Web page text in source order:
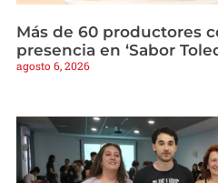
Más de 60 productores
presencia en ‘Sabor
agosto 6, 2026